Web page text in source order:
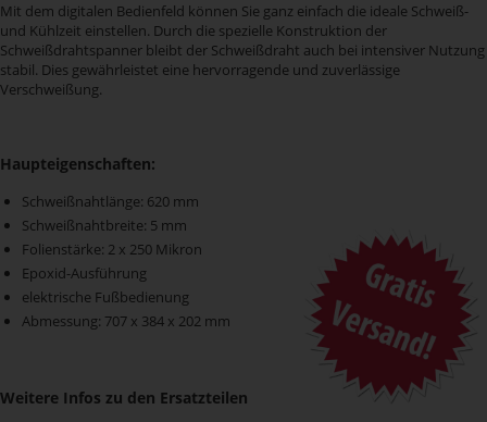
Mit dem digitalen Bedienfeld können Sie ganz einfach die ideale Schweiß-
und Kühlzeit einstellen. Durch die spezielle Konstruktion der
Schweißdrahtspanner bleibt der Schweißdraht auch bei intensiver Nutzung
stabil. Dies gewährleistet eine hervorragende und zuverlässige
Verschweißung.
Haupteigenschaften:
Schweißnahtlänge: 620 mm
Schweißnahtbreite: 5 mm
Folienstärke: 2 x 250 Mikron
Epoxid-Ausführung
elektrische Fußbedienung
Abmessung: 707 x 384 x 202 mm
Weitere Infos zu den Ersatzteilen